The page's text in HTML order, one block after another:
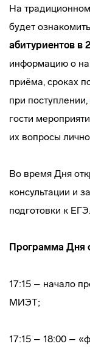
На
будет
абитуриентов в
информацию о
приёма, сроках
при поступлении,
гости
их вопросы
Во время Дня
консультации и
подготовки к ЕГЭ.
Программа Дня
17:15 – начало
МИЭТ;
17:15 – 18:00 –